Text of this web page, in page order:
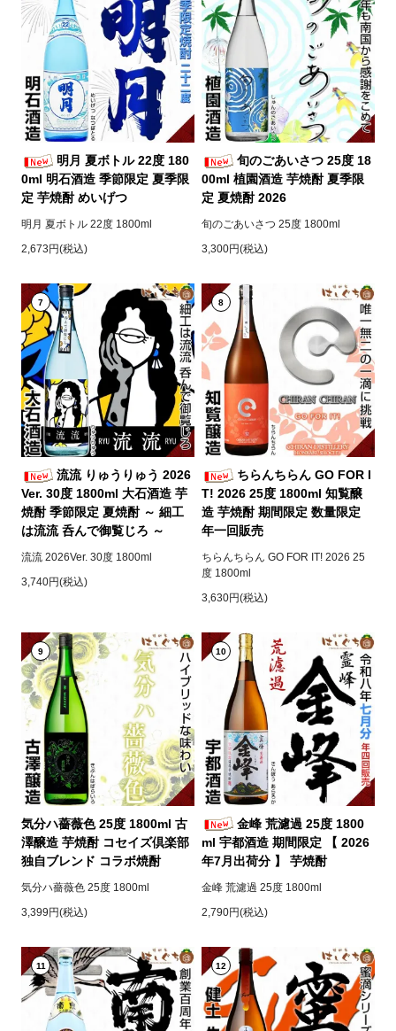
明月 夏ボトル 22度 180
0ml 明石酒造 季節限定 夏季限
定 芋焼酎 めいげつ
明月 夏ボトル 22度 1800ml
2,673円(税込)
旬のごあいさつ 25度 18
00ml 植園酒造 芋焼酎 夏季限
定 夏焼酎 2026
旬のごあいさつ 25度 1800ml
3,300円(税込)
7
流流 りゅうりゅう 2026
Ver. 30度 1800ml 大石酒造 芋
焼酎 季節限定 夏焼酎 ～ 細工
は流流 呑んで御覧じろ ～
流流 2026Ver. 30度 1800ml
3,740円(税込)
8
ちらんちらん GO FOR I
T! 2026 25度 1800ml 知覧醸
造 芋焼酎 期間限定 数量限定
年一回販売
ちらんちらん GO FOR IT! 2026 25
度 1800ml
3,630円(税込)
9
気分ハ薔薇色 25度 1800ml 古
澤醸造 芋焼酎 コセイズ倶楽部
独自ブレンド コラボ焼酎
気分ハ薔薇色 25度 1800ml
3,399円(税込)
10
金峰 荒濾過 25度 1800
ml 宇都酒造 期間限定 【 2026
年7月出荷分 】 芋焼酎
金峰 荒濾過 25度 1800ml
2,790円(税込)
11 12